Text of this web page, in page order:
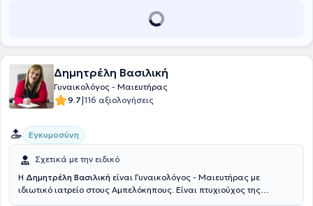
Δημητρέλη Βασιλική
Γυναικολόγος - Μαιευτήρας
9.7|116 αξιολογήσεις
Εγκυμοσύνη
Σχετικά με την ειδικό
Η Δημητρέλη Βασιλική είναι Γυναικολόγος - Μαιευτήρας με
ιδιωτικό ιατρείο στους Αμπελόκηπους. Είναι πτυχιούχος της